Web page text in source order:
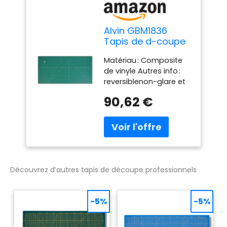
Alvin GBM1836
Tapis de d-coupe
Matériau : Composite
de vinyle Autres info :
reversiblenon-glare et
motif comprend un
et 6 Largeur : 45,7 cm
Longueur : 91,4 cm
90,62 €
Découvrez d’autres tapis de découpe professionnels
-5% -5%